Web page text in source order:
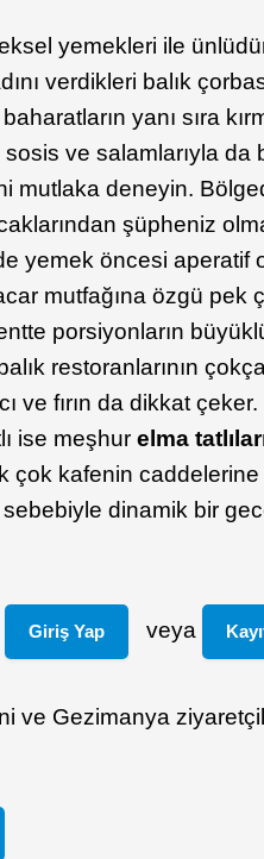
yemekleri ile
verdikleri balık
yanı sıra
sosis ve salamlarıyla da
mutlaka deneyin.
şüpheniz
yemek öncesi
mutfağına özgü pek
porsiyonların
restoranlarının
ve fırın da dikkat
ise meşhurelma
çok kafenin caddelerine
dinamik bir
Giriş Yap veya
ve Gezimanya